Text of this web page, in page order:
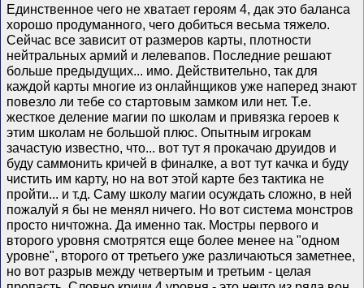
Единственное чего не хватает героям 4, дак это баланса
хорошо продуманного, чего добиться весьма тяжело.
Сейчас все зависит от размеров карты, плотности
нейтральных армий и лелевапов. Последние решают
больше предыдущих... имо. Действительно, так для
каждой карты многие из онлайнщиков уже наперед знают
повезло ли тебе со стартовым замком или нет. Т.е.
жесткое деление магии по школам и привязка героев к
этим школам не большой плюс. Опытным игрокам
зачастую известно, что... вот тут я прокачаю друидов и
буду саммонить кричей в финалке, а вот тут качка и буду
чистить им карту, но на вот этой карте без тактика не
пройти... и т.д. Саму школу магии осуждать сложно, в ней
пожалуй я бы не менял ничего. Но вот система монстров
просто ничтожна. Да именно так. Мостры первого и
второго уровня смотрятся еще более менее на "одном
уровне", второго от третьего уже различаються заметнее,
но вот разрыв между четвертым и третьим - целая